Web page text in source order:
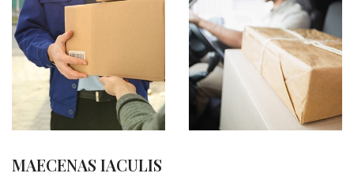
MAECENAS IACULIS